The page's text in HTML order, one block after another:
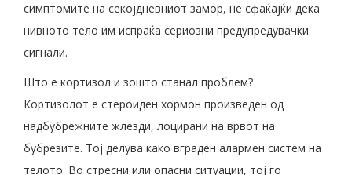
симптомите на секојдневниот замор, не сфаќајќи дека
нивното тело им испраќа сериозни предупредувачки
сигнали.
Што е кортизол и зошто станал проблем?
Кортизолот е стероиден хормон произведен од
надбубрежните жлезди, лоцирани на врвот на
бубрезите. Тој делува како вграден алармен систем на
телото. Во стресни или опасни ситуации, тој го